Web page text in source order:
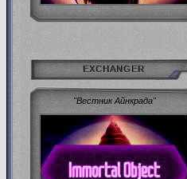
EXCHANGER
"Вестник Айнкрада"